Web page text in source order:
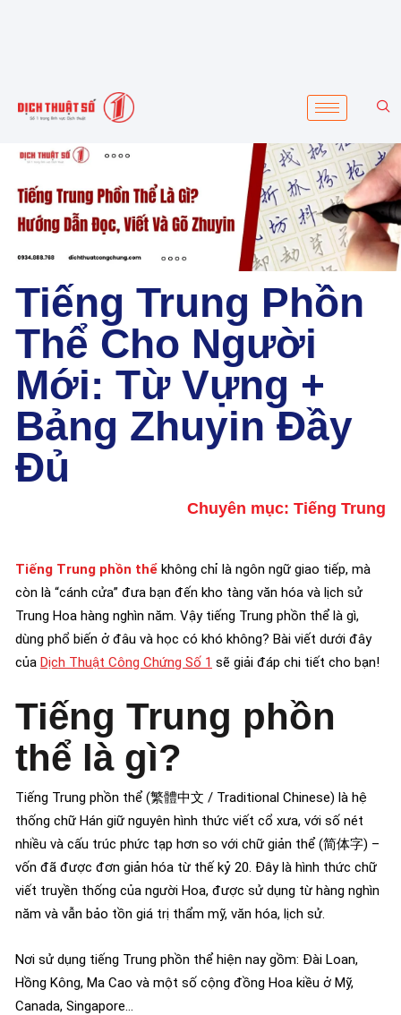
Tiếng Trung Phồn
Thể Cho Người
Mới: Từ Vựng +
Bảng Zhuyin Đầy
Đủ
Chuyên mục: Tiếng Trung
Tiếng Trung phồn thể không chỉ là ngôn ngữ giao tiếp, mà
còn là “cánh cửa” đưa bạn đến kho tàng văn hóa và lịch sử
Trung Hoa hàng nghìn năm. Vậy tiếng Trung phồn thể là gì,
dùng phổ biến ở đâu và học có khó không? Bài viết dưới đây
của Dịch Thuật Công Chứng Số 1 sẽ giải đáp chi tiết cho bạn!
Tiếng Trung phồn
thể là gì?
Tiếng Trung phồn thể (繁體中文 / Traditional Chinese) là hệ
thống chữ Hán giữ nguyên hình thức viết cổ xưa, với số nét
nhiều và cấu trúc phức tạp hơn so với chữ giản thể (简体字) –
vốn đã được đơn giản hóa từ thế kỷ 20. Đây là hình thức chữ
viết truyền thống của người Hoa, được sử dụng từ hàng nghìn
năm và vẫn bảo tồn giá trị thẩm mỹ, văn hóa, lịch sử.
Nơi sử dụng tiếng Trung phồn thể hiện nay gồm: Đài Loan,
Hồng Kông, Ma Cao và một số cộng đồng Hoa kiều ở Mỹ,
Canada, Singapore…